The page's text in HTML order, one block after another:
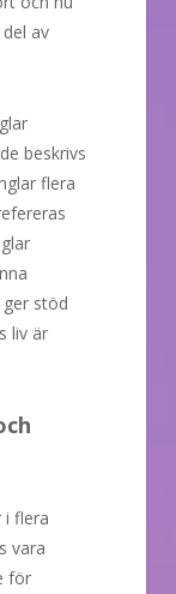
av
beskrivs
flera
stöd
liv är
i flera
vara
för